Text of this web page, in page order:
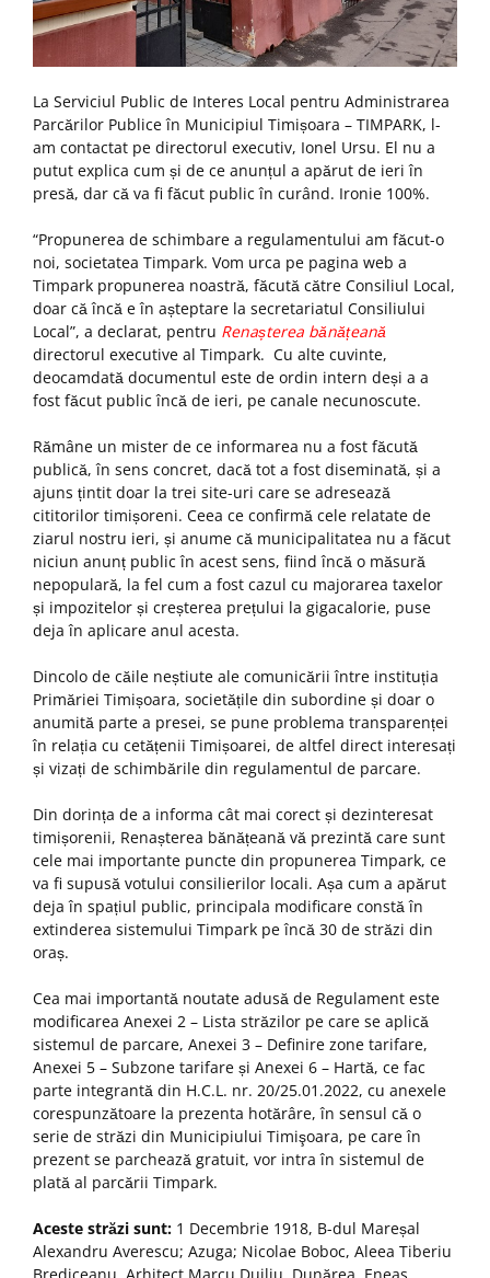
La Serviciul Public de Interes Local pentru Administrarea
Parcărilor Publice în Municipiul Timișoara – TIMPARK, l-
am contactat pe directorul executiv, Ionel Ursu. El nu a
putut explica cum și de ce anunțul a apărut de ieri în
presă, dar că va fi făcut public în curând. Ironie 100%.
“Propunerea de schimbare a regulamentului am făcut-o
noi, societatea Timpark. Vom urca pe pagina web a
Timpark propunerea noastră, făcută către Consiliul Local,
doar că încă e în așteptare la secretariatul Consiliului
Local”, a declarat, pentru Renașterea bănățeană
directorul executive al Timpark. Cu alte cuvinte,
deocamdată documentul este de ordin intern deși a a
fost făcut public încă de ieri, pe canale necunoscute.
Rămâne un mister de ce informarea nu a fost făcută
publică, în sens concret, dacă tot a fost diseminată, și a
ajuns țintit doar la trei site-uri care se adresează
cititorilor timișoreni. Ceea ce confirmă cele relatate de
ziarul nostru ieri, și anume că municipalitatea nu a făcut
niciun anunț public în acest sens, fiind încă o măsură
nepopulară, la fel cum a fost cazul cu majorarea taxelor
și impozitelor și creșterea prețului la gigacalorie, puse
deja în aplicare anul acesta.
Dincolo de căile neștiute ale comunicării între instituția
Primăriei Timișoara, societățile din subordine și doar o
anumită parte a presei, se pune problema transparenței
în relația cu cetățenii Timișoarei, de altfel direct interesați
și vizați de schimbările din regulamentul de parcare.
Din dorința de a informa cât mai corect și dezinteresat
timișorenii, Renașterea bănățeană vă prezintă care sunt
cele mai importante puncte din propunerea Timpark, ce
va fi supusă votului consilierilor locali. Așa cum a apărut
deja în spațiul public, principala modificare constă în
extinderea sistemului Timpark pe încă 30 de străzi din
oraș.
Cea mai importantă noutate adusă de Regulament este
modificarea Anexei 2 – Lista străzilor pe care se aplică
sistemul de parcare, Anexei 3 – Definire zone tarifare,
Anexei 5 – Subzone tarifare și Anexei 6 – Hartă, ce fac
parte integrantă din H.C.L. nr. 20/25.01.2022, cu anexele
corespunzătoare la prezenta hotărâre, în sensul că o
serie de străzi din Municipiului Timişoara, pe care în
prezent se parchează gratuit, vor intra în sistemul de
plată al parcării Timpark.
Aceste străzi sunt: 1 Decembrie 1918, B-dul Mareșal
Alexandru Averescu; Azuga; Nicolae Boboc, Aleea Tiberiu
Brediceanu, Arhitect Marcu Duiliu, Dunărea, Eneas,